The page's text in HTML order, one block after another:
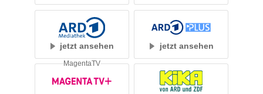
jetzt ansehen jetzt ansehen
MagentaTV